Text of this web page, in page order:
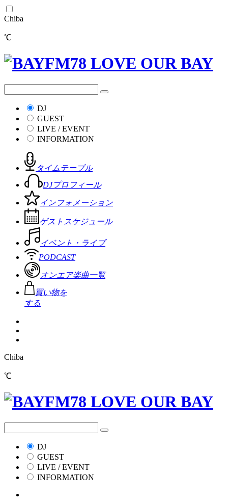
Chiba
℃
DJ
GUEST
LIVE / EVENT
INFORMATION
タイムテーブル
DJプロフィール
インフォメーション
ゲストスケジュール
イベント・ライブ
PODCAST
オンエア楽曲一覧
買い物を
する
Chiba
℃
DJ
GUEST
LIVE / EVENT
INFORMATION